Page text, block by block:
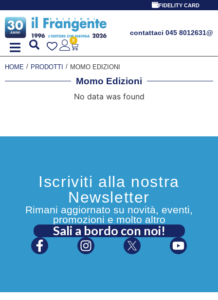
FIDELITY CARD
contattaci 045 8012631@
0
HOME / PRODOTTI / MOMO EDIZIONI
Momo Edizioni
No data was found
Iscriviti alla nostra
Newsletter
Rimani aggiornato su novità, eventi,
promozioni e molto altro
Sali a bordo con noi!